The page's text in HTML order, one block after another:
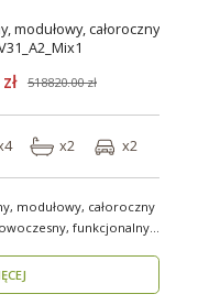
modułowy, całoroczny
518820.00 zł
x2 x2
modułowy, całoroczny